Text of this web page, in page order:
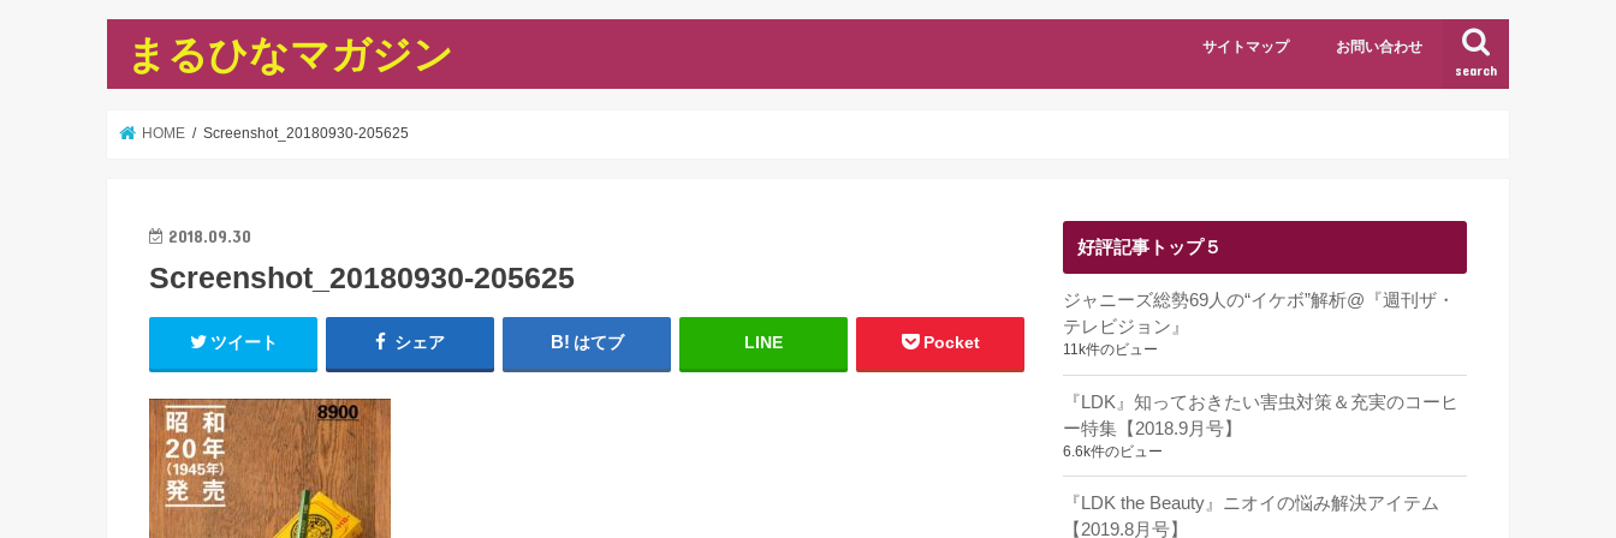
まるひなマガジン search
サイトマップ お問い合わせ
HOME Screenshot_20180930-205625
2018.09.30
Screenshot_20180930-205625
ツイート シェア はてブ LINE Pocket
好評記事トップ５
ジャニーズ総勢69人の“イケボ”解析@『週刊ザ・
テレビジョン』
11k件のビュー
『LDK』知っておきたい害虫対策＆充実のコーヒ
ー特集【2018.9月号】
6.6k件のビュー
『LDK the Beauty』ニオイの悩み解決アイテム
【2019.8月号】